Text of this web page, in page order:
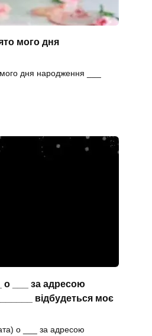
мого дня
дня народження ___
___ за адресою
відбудеться моє
о ___ за адресою